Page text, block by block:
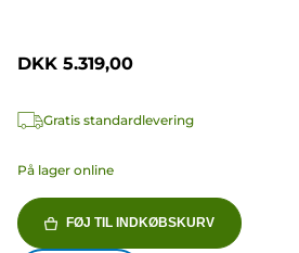
DKK 5.319,00
Gratis standardlevering
På lager online
FØJ TIL INDKØBSKURV